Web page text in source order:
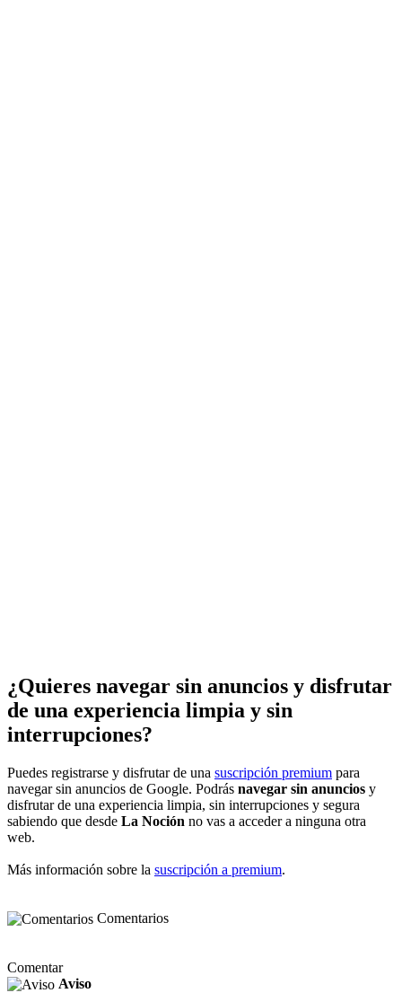
¿Quieres navegar sin anuncios y disfrutar
de una experiencia limpia y sin
interrupciones?
Puedes registrarse y disfrutar de una suscripción premium para
navegar sin anuncios de Google. Podrás navegar sin anuncios y
disfrutar de una experiencia limpia, sin interrupciones y segura
sabiendo que desde La Noción no vas a acceder a ninguna otra
web.
Más información sobre la suscripción a premium.
Comentarios
Comentar
Aviso